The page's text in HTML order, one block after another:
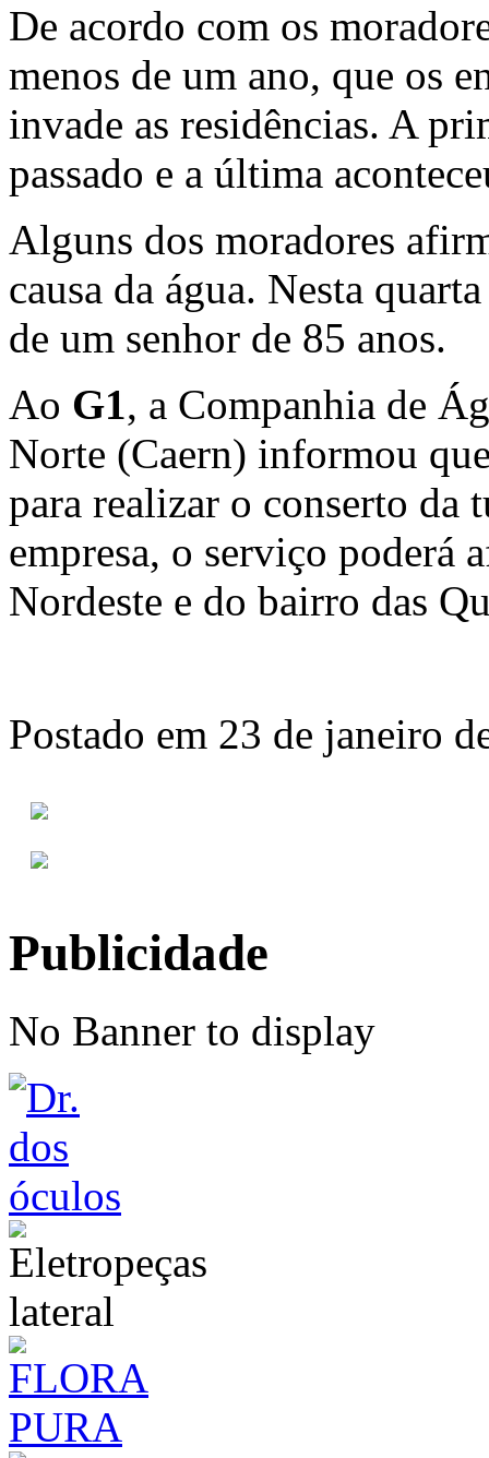
De acordo com os
menos de um ano, que os
invade as residências. A
passado e a última
Alguns dos moradores
causa da água. Nesta
de um senhor de 85 anos.
Ao G1, a Companhia de
Norte (Caern) informou
para realizar o conserto da
empresa, o serviço poderá
Nordeste e do bairro das
Postado em 23 de janeiro
Publicidade
No Banner to display